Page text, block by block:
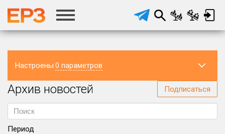
Настроены 0 параметров
Регион
Архив новостей Подписаться
Период